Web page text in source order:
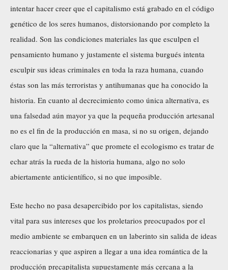
intentar hacer creer que el capitalismo está grabado en el código
genético de los seres humanos, distorsionando por completo la
realidad. Son las condiciones materiales las que esculpen el
pensamiento humano y justamente el sistema burgués intenta
esculpir sus ideas criminales en toda la raza humana, cuando
éstas son las más terroristas y antihumanas que ha conocido la
historia. En cuanto al decrecimiento como única alternativa, es
una falsedad aún mayor ya que la pequeña producción artesanal
no es el fin de la producción en masa, si no su origen, dejando
claro que la “alternativa” que promete el ecologismo es tratar de
echar atrás la rueda de la historia humana, algo no solo
abiertamente anticientífico, si no que imposible.
Este hecho no pasa desapercibido por los capitalistas, siendo
vital para sus intereses que los proletarios preocupados por el
medio ambiente se embarquen en un laberinto sin salida de ideas
reaccionarias y que aspiren a llegar a una idea romántica de la
producción precapitalista supuestamente más cercana a la